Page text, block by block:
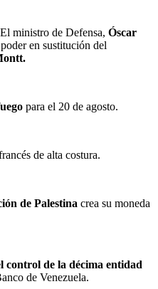
El ministro de Defensa, Óscar
en sustitución del
para el 20 de agosto.
de alta costura.
de Palestina crea su moneda
control de la décima entidad
de Venezuela.